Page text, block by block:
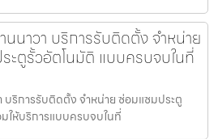
นาวา บริการรับติดตั้ง จำหน่าย
ะตูรั้วอัตโนมัติ แบบครบจบในที่
บริการรับติดตั้ง จำหน่าย ซ่อมแซมประตู
ให้บริการแบบครบจบในที่